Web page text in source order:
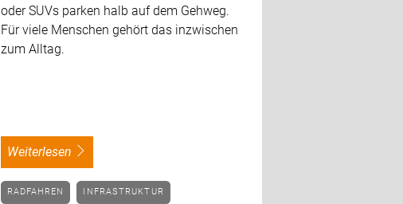
oder SUVs parken halb auf dem Gehweg.
Für viele Menschen gehört das inzwischen
zum Alltag.
weiterlesen
RADFAHREN INFRASTRUKTUR